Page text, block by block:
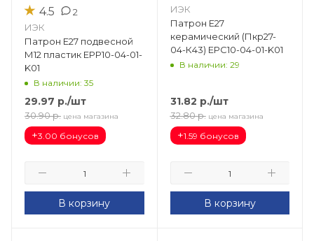
★ 4.5 2
ИЭК
Патрон Е27 подвесной
М12 пластик EPP10-04-01-
K01
В наличии: 35
29.97 р./шт
30.90 р. цена магазина
+3.00 бонусов
В корзину
ИЭК
Патрон Е27
керамический (Пкр27-
04-К43) EPC10-04-01-K01
В наличии: 29
31.82 р./шт
32.80 р. цена магазина
+1.59 бонусов
В корзину